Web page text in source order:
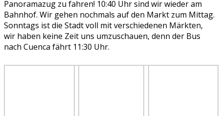
Panoramazug zu fahren! 10:40 Uhr sind wir wieder am
Bahnhof. Wir gehen nochmals auf den Markt zum Mittag.
Sonntags ist die Stadt voll mit verschiedenen Märkten,
wir haben keine Zeit uns umzuschauen, denn der Bus
nach Cuenca fährt 11:30 Uhr.